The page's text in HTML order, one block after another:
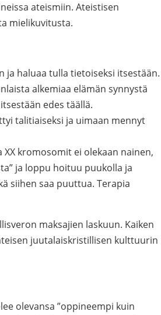
ateismiin. Ateistisen
mielikuvitusta.
ja haluaa tulla tietoiseksi itsestään.
alkemiaa elämän synnystä
edes täällä.
talitiaiseksi ja uimaan mennyt
kromosomit ei olekaan nainen,
ja loppu hoituu puukolla ja
siihen saa puuttua. Terapia
maksajien laskuun. Kaiken
juutalaiskristillisen kulttuurin
olevansa ”oppineempi kuin